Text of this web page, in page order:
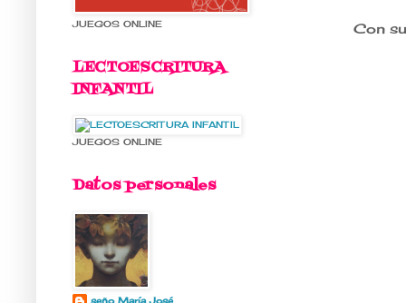
Con
JUEGOS ONLINE
LECTOESCRITURA
INFANTIL
JUEGOS ONLINE
Datos personales
seño María José